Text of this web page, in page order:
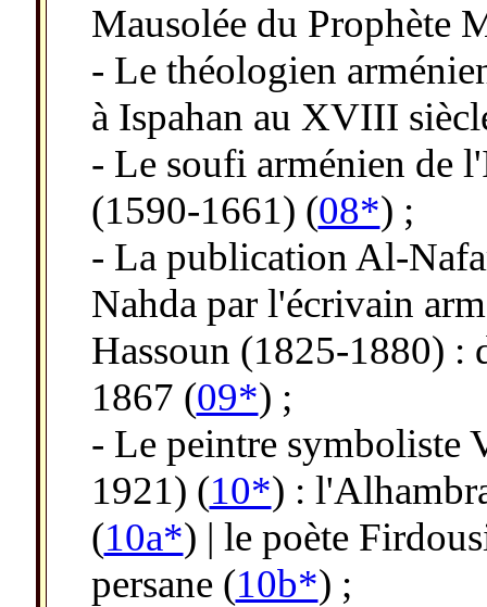
Mausolée du Prophète
- Le théologien
à Ispahan au XVIII
- Le soufi arménien de
(1590-1661) (08*) ;
- La publication Al-
Nahda par l'écrivain
Hassoun (1825-1880) :
1867 (09*) ;
- Le peintre symboliste
1921) (10*) :
(10a*) | le poète
persane (10b*) ;